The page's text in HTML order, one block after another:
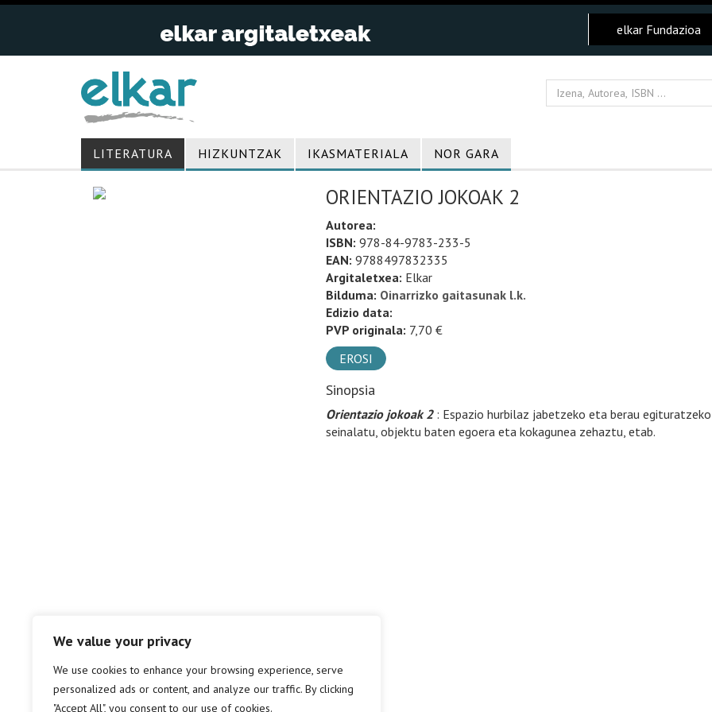
We value your privacy
We use cookies to enhance your browsing experience, serve
personalized ads or content, and analyze our traffic. By clicking
"Accept All", you consent to our use of cookies.
elkar Fundazioa
LITERATURA HIZKUNTZAK IKASMATERIALA NOR GARA
ORIENTAZIO JOKOAK 2
Autorea:
ISBN: 978-84-9783-233-5
EAN: 9788497832335
Argitaletxea: Elkar
Bilduma: Oinarrizko gaitasunak l.k.
Edizio data:
PVP originala: 7,70 €
EROSI
Sinopsia
Orientazio jokoak 2: Espazio hurbilaz jabetzeko eta berau
seinalatu, objektu baten egoera eta kokagunea zehaztu, etab.